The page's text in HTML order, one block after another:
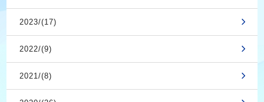
2023/(17)
2022/(9)
2021/(8)